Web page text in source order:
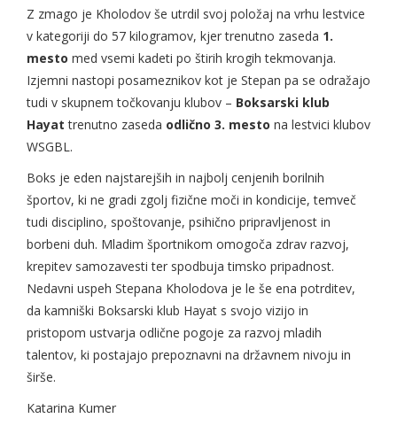
Z zmago je Kholodov še utrdil svoj položaj na vrhu lestvice
v kategoriji do 57 kilogramov, kjer trenutno zaseda 1.
mesto med vsemi kadeti po štirih krogih tekmovanja.
Izjemni nastopi posameznikov kot je Stepan pa se odražajo
tudi v skupnem točkovanju klubov – Boksarski klub
Hayat trenutno zaseda odlično 3. mesto na lestvici klubov
WSGBL.
Boks je eden najstarejših in najbolj cenjenih borilnih
športov, ki ne gradi zgolj fizične moči in kondicije, temveč
tudi disciplino, spoštovanje, psihično pripravljenost in
borbeni duh. Mladim športnikom omogoča zdrav razvoj,
krepitev samozavesti ter spodbuja timsko pripadnost.
Nedavni uspeh Stepana Kholodova je le še ena potrditev,
da kamniški Boksarski klub Hayat s svojo vizijo in
pristopom ustvarja odlične pogoje za razvoj mladih
talentov, ki postajajo prepoznavni na državnem nivoju in
širše.
Katarina Kumer